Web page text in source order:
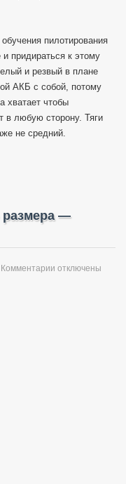
пилотирования
придираться к этому
и резвый в плане
АКБ с собой, потому
хватает чтобы
в любую сторону. Тяги
не средний.
размера —
Комментарии котключены